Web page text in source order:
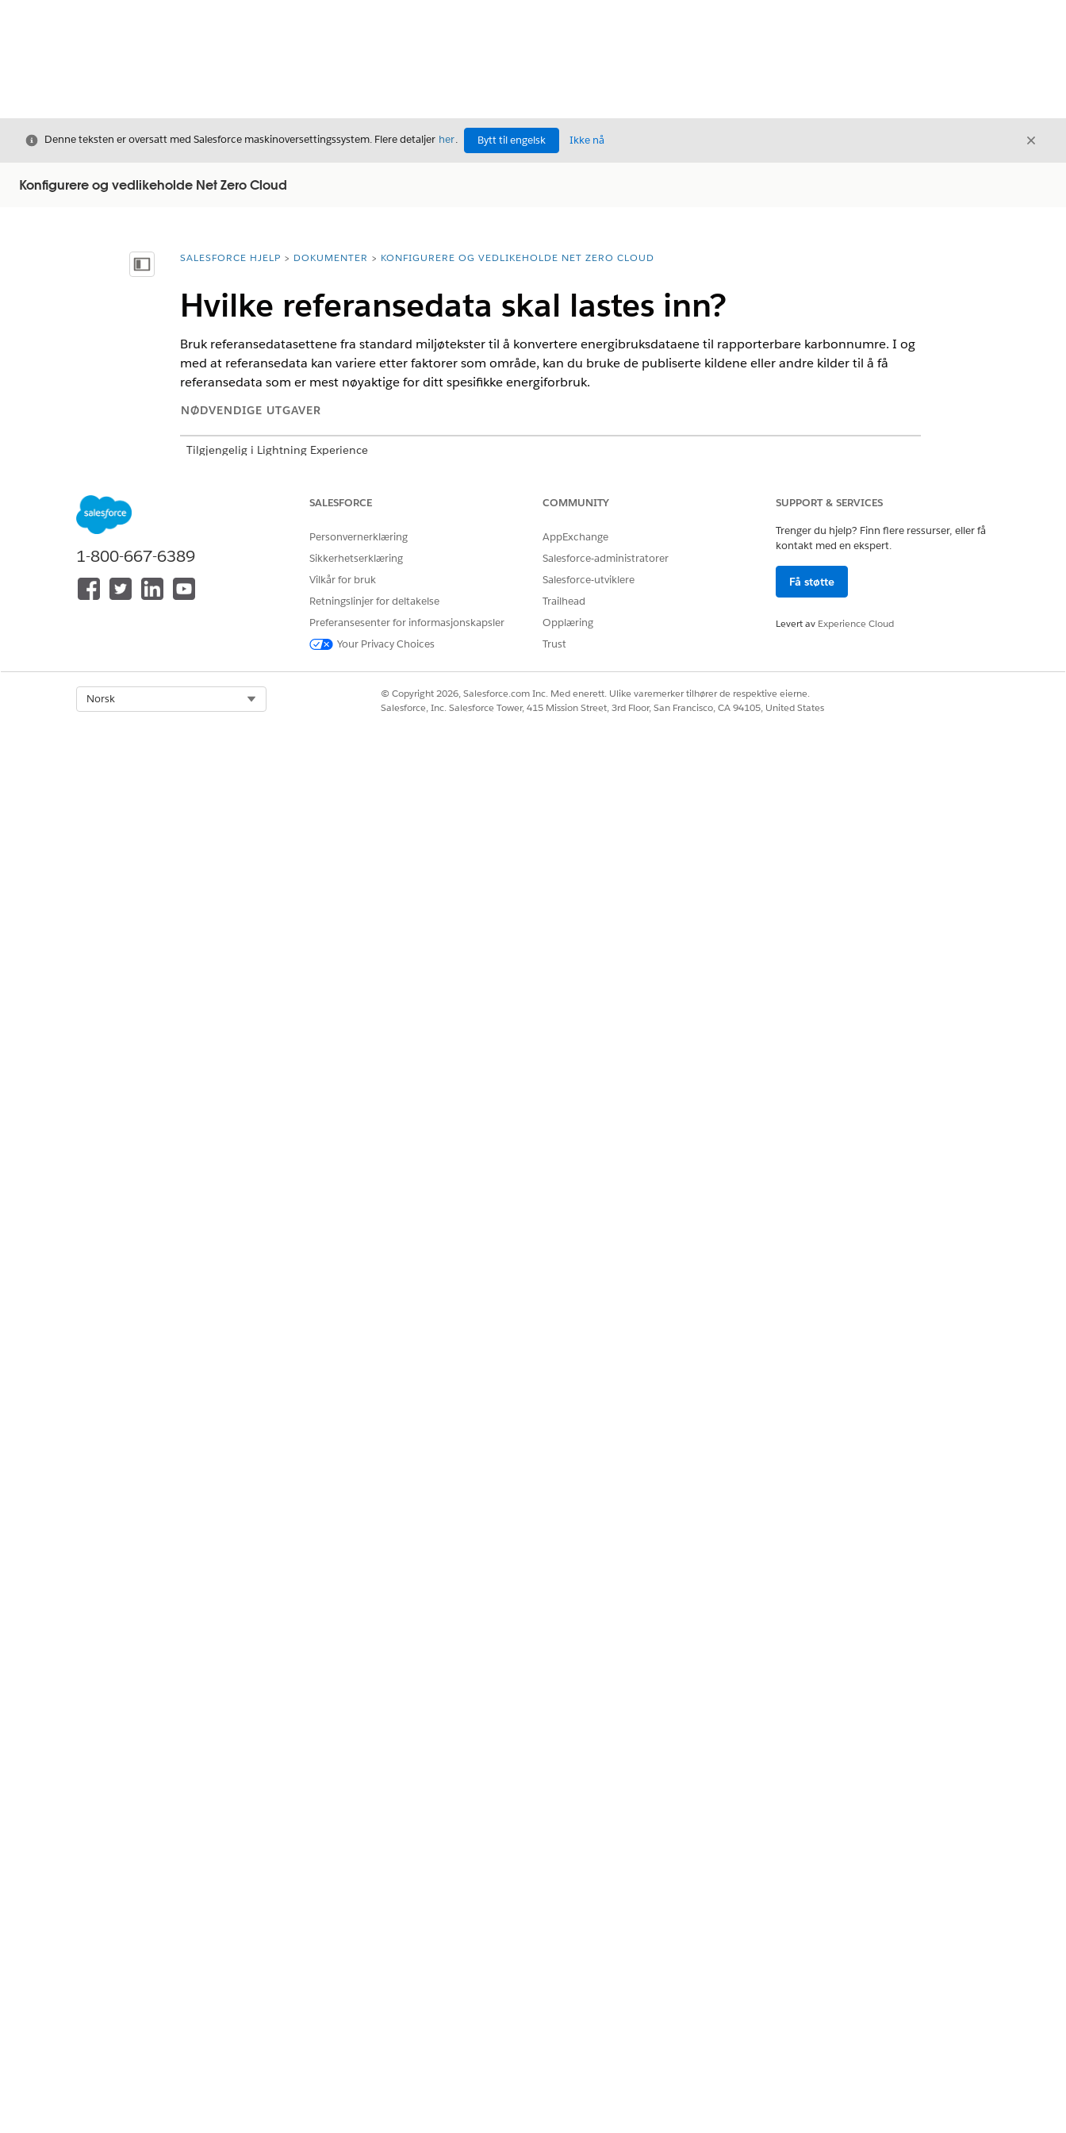
Avslutt
Denne teksten er oversatt med Salesforce maskinoversettingssystem. Flere detaljer her. Bytt til engelsk Ikke nå Avslutt
Konfigurere og vedlikeholde Net Zero Cloud
Vis innholdsfortegnelse
Du er her:
SALESFORCE HJELP DOKUMENTER KONFIGURERE OG VEDLIKEHOLDE NET ZERO CLOUD
Hvilke referansedata skal lastes inn?
Bruk referansedatasettene fra standard miljøtekster til å konvertere energibruksdataene til rapporterbare karbonnumre. I og
med at referansedata kan variere etter faktorer som område, kan du bruke de publiserte kildene eller andre kilder til å få
referansedata som er mest nøyaktige for ditt spesifikke energiforbruk.
NØDVENDIGE UTGAVER
Tilgjengelig i Lightning Experience
HJALP DENNE ARTIKKELEN MED Å LØSE PROBLEMET DITT?
1-800-667-6389
SALESFORCE
Personvernerklæring
Sikkerhetserklæring
Vilkår for bruk
Retningslinjer for deltakelse
Preferansesenter for informasjonskapsler
Your Privacy Choices
COMMUNITY
AppExchange
Salesforce-administratorer
Salesforce-utviklere
Trailhead
Opplæring
Trust
SUPPORT & SERVICES
Trenger du hjelp? Finn flere ressurser, eller få
kontakt med en ekspert.
Få støtte
Levert av Experience Cloud
Norsk
© Copyright 2026, Salesforce.com Inc. Med enerett. Ulike varemerker tilhører de respektive eierne.
Salesforce, Inc. Salesforce Tower, 415 Mission Street, 3rd Floor, San Francisco, CA 94105, United States